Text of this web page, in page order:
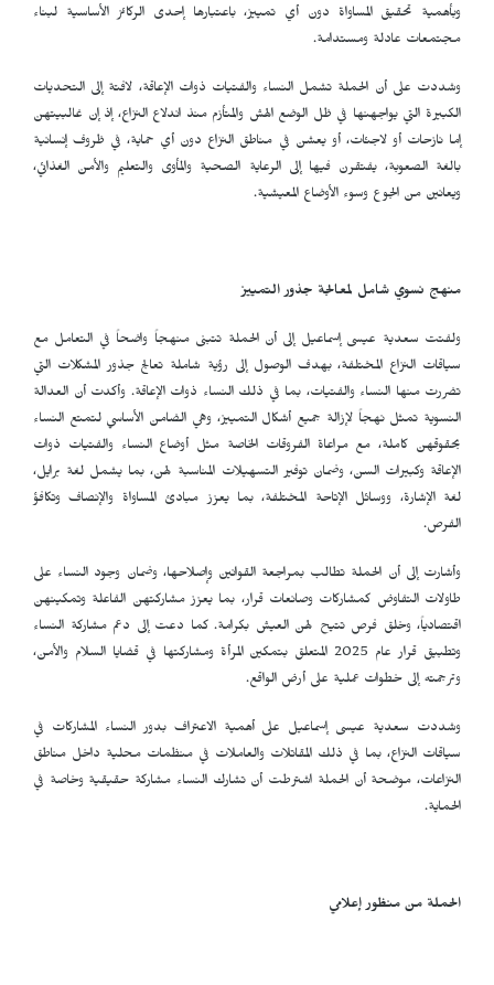
وبأهمية تحقيق المساواة دون أي تمييز، باعتبارها إحدى الركائز الأساسية لبناء
مجتمعات عادلة ومستدامة.
وشددت على أن الحملة تشمل النساء والفتيات ذوات الإعاقة، لافتة إلى التحديات
الكبيرة التي يواجهنها في ظل الوضع الهش والمتأزم منذ اندلاع النزاع، إذ إن غالبيتهن
إما نازحات أو لاجئات، أو يعشن في مناطق النزاع دون أي حماية، في ظروف إنسانية
بالغة الصعوبة، يفتقرن فيها إلى الرعاية الصحية والمأوى والتعليم والأمن الغذائي،
ويعانين من الجوع وسوء الأوضاع المعيشية.
منهج نسوي شامل لمعالجة جذور التمييز
ولفتت سعدية عيسى إسماعيل إلى أن الحملة تتبنى منهجاً واضحاً في التعامل مع
سياقات النزاع المختلفة، بهدف الوصول إلى رؤية شاملة تعالج جذور المشكلات التي
تضررت منها النساء والفتيات، بما في ذلك النساء ذوات الإعاقة. وأكدت أن العدالة
النسوية تمثل نهجاً لإزالة جميع أشكال التمييز، وهي الضامن الأساسي لتمتع النساء
بحقوقهن كاملة، مع مراعاة الفروقات الخاصة مثل أوضاع النساء والفتيات ذوات
الإعاقة وكبيرات السن، وضمان توفير التسهيلات المناسبة لهن، بما يشمل لغة برايل،
لغة الإشارة، ووسائل الإتاحة المختلفة، بما يعزز مبادئ المساواة والإنصاف وتكافؤ
الفرص.
وأشارت إلى أن الحملة تطالب بمراجعة القوانين وإصلاحها، وضمان وجود النساء على
طاولات التفاوض كمشاركات وصانعات قرار، بما يعزز مشاركتهن الفاعلة وتمكينهن
اقتصادياً، وخلق فرص تتيح لهن العيش بكرامة. كما دعت إلى دعم مشاركة النساء
وتطبيق قرار عام 2025 المتعلق بتمكين المرأة ومشاركتها في قضايا السلام والأمن،
وترجمته إلى خطوات عملية على أرض الواقع.
وشددت سعدية عيسى إسماعيل على أهمية الاعتراف بدور النساء المشاركات في
سياقات النزاع، بما في ذلك المقاتلات والعاملات في منظمات محلية داخل مناطق
النزاعات، موضحة أن الحملة اشترطت أن تشارك النساء مشاركة حقيقية وخاصة في
الحماية.
الحملة من منظور إعلامي